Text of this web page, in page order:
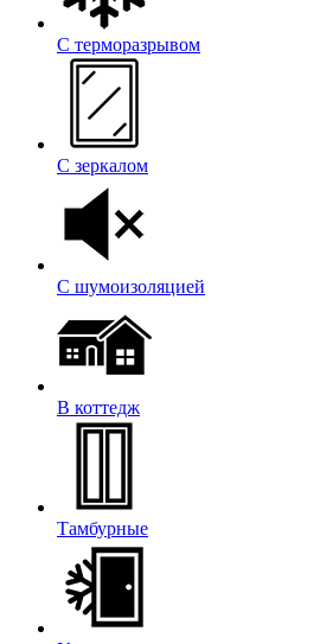
С терморазрывом
С зеркалом
С шумоизоляцией
В коттедж
Тамбурные